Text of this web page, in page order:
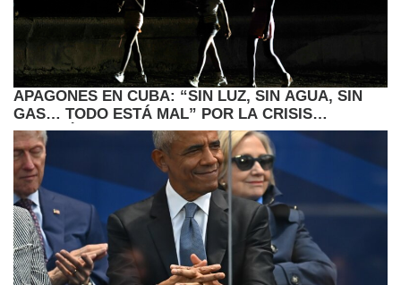
APAGONES EN CUBA: “SIN LUZ, SIN AGUA, SIN
GAS… TODO ESTÁ MAL” POR LA CRISIS
ENERGÉTICA